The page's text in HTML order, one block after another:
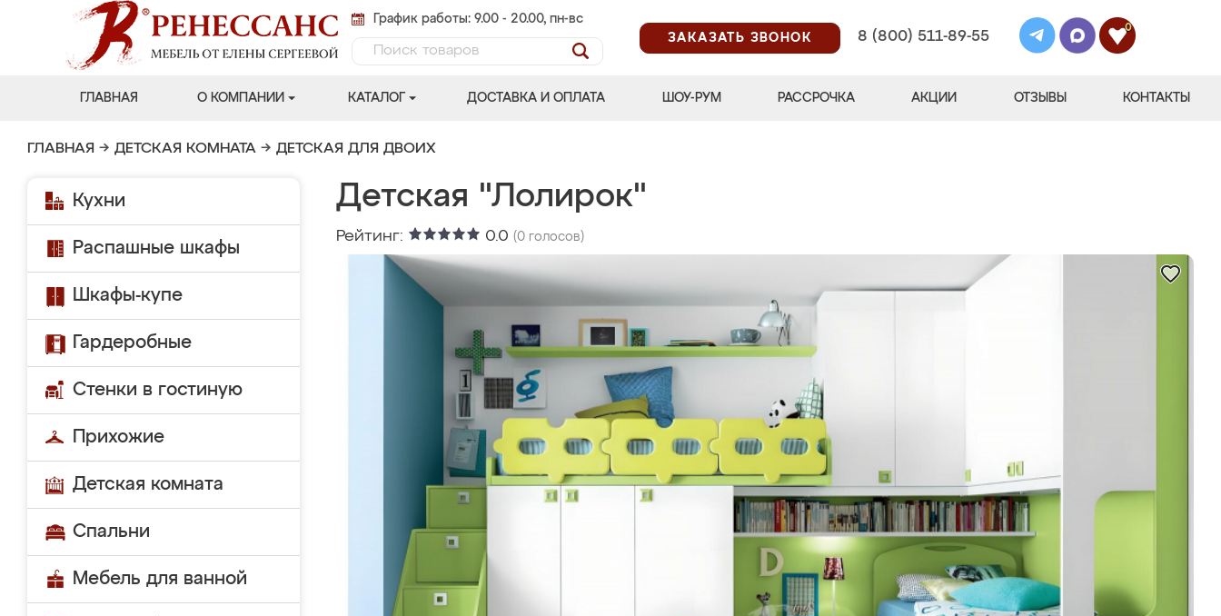
График работы: 9.00 - 20.00, пн-вс
ЗАКАЗАТЬ ЗВОНОК
8 (800) 511-89-55
0
ГЛАВНАЯ О КОМПАНИИ КАТАЛОГ ДОСТАВКА И ОПЛАТА ШОУ-РУМ РАССРОЧКА АКЦИИ ОТЗЫВЫ КОНТАКТЫ
ГЛАВНАЯ → ДЕТСКАЯ КОМНАТА → ДЕТСКАЯ ДЛЯ ДВОИХ
Кухни
Распашные шкафы
Шкафы-купе
Гардеробные
Стенки в гостиную
Прихожие
Детская комната
Спальни
Мебель для ванной
Детская "Лолирок"
Рейтинг: 0.0 (0 голосов)